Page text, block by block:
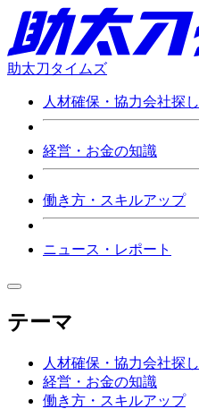
助太刀タイムズ
人材確保・協力会社探し
経営・お金の知識
働き方・スキルアップ
ニュース・レポート
テーマ
人材確保・協力会社探し
経営・お金の知識
働き方・スキルアップ